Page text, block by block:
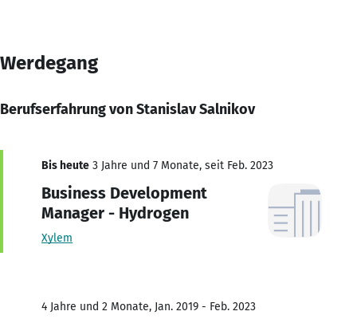
Werdegang
Berufserfahrung von Stanislav Salnikov
Bis heute 3 Jahre und 7 Monate, seit Feb. 2023
Business Development
Manager - Hydrogen
Xylem
4 Jahre und 2 Monate, Jan. 2019 - Feb. 2023